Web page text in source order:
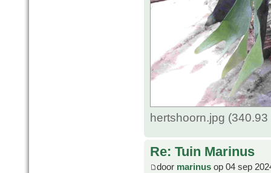
hertshoorn.jpg
Re: Tuin Marinus
door marinus op 04 sep